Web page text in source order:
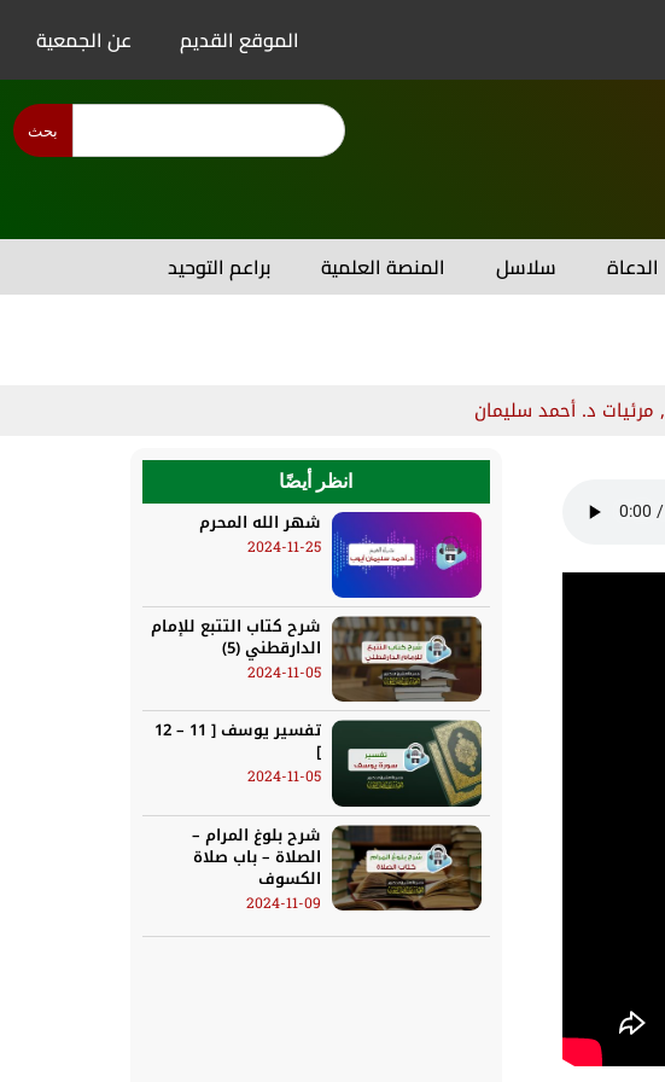
الموقع القديم عن الجمعية
بحث
الدعاة سلاسل المنصة العلمية براعم التوحيد
, مرئيات د. أحمد سليمان
انظر أيضًا
شهر الله المحرم
2024-11-25
شرح كتاب التتبع للإمام
الدارقطني (5)
2024-11-05
تفسير يوسف [ 11 – 12
]
2024-11-05
شرح بلوغ المرام –
الصلاة – باب صلاة
الكسوف
2024-11-09